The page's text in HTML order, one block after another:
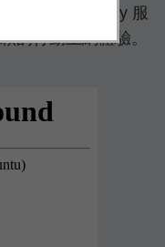
得 Google Play 服
的行動上網體驗。